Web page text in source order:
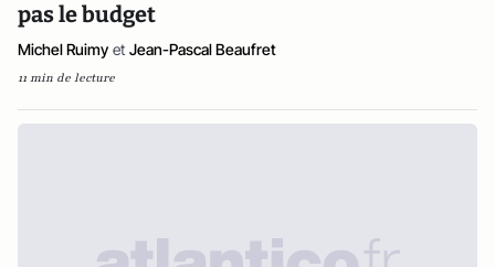
pas le budget
Michel Ruimy et Jean-Pascal Beaufret
11 min de lecture